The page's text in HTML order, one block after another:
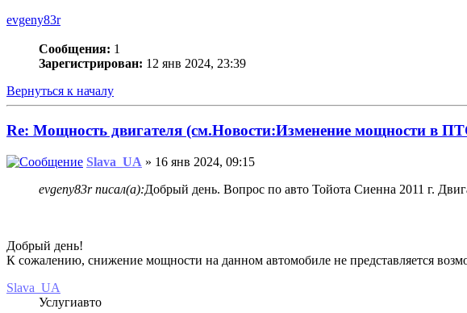
evgeny83r
Сообщения: 1
Зарегистрирован: 12 янв 2024, 23:39
Вернуться к началу
Re: Мощность двигателя (см.Новости:Изменение мощности в
Slava_UA » 16 янв 2024, 09:15
evgeny83r писал(а):Добрый день. Вопрос по авто Тойота Сиенна 2011 г.
Добрый день!
К сожалению, снижение мощности на данном автомобиле не представляется
Slava_UA
Услугиавто